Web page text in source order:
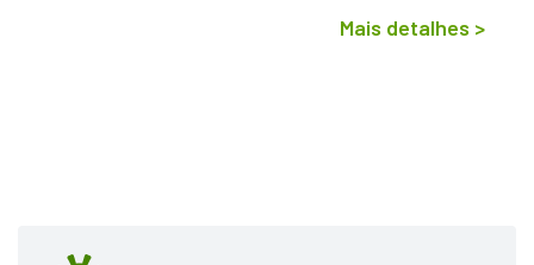
Mais detalhes >